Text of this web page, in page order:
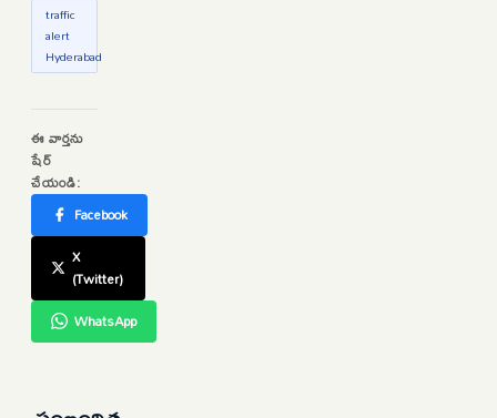
traffic
alert
Hyderabad
ఈ వార్తను
షేర్
చేయండి:
Facebook
X
(Twitter)
WhatsApp